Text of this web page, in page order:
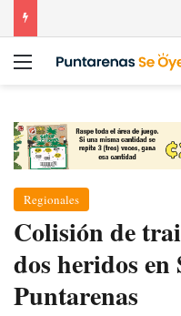
Menú
Regionales
Colisión de
dos heridos
Puntarenas